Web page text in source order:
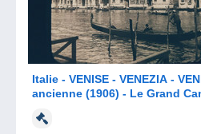
Italie - VENISE - VENEZIA -
ancienne (1906) - Le Grand